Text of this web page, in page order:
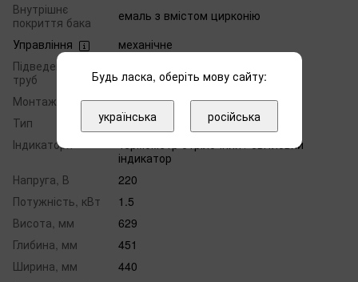
Внутрішнє
покриття бака
емаль з вмістом цирконію
Управління
механічне
Підведення
труб
нижня
Монтаж
настінний
Тип
накопичувальний
Індикатори
термометр стрілочний / світловий
індикатор
Напруга, В
220
Потужність, кВт
1.5
Висота, мм
629
Глибина, мм
451
Ширина, мм
440
Будь ласка, оберіть мову сайту:
українська російська